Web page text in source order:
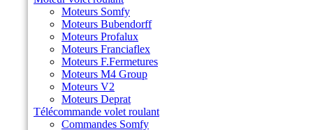
Moteurs Somfy
Moteurs Bubendorff
Moteurs Profalux
Moteurs Franciaflex
Moteurs F.Fermetures
Moteurs M4 Group
Moteurs V2
Moteurs Deprat
Télécommande volet roulant
Commandes Somfy